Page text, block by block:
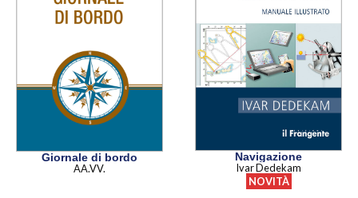
Giornale di bordo
AA.VV.
Navigazione
Ivar Dedekam
NOVITÀ